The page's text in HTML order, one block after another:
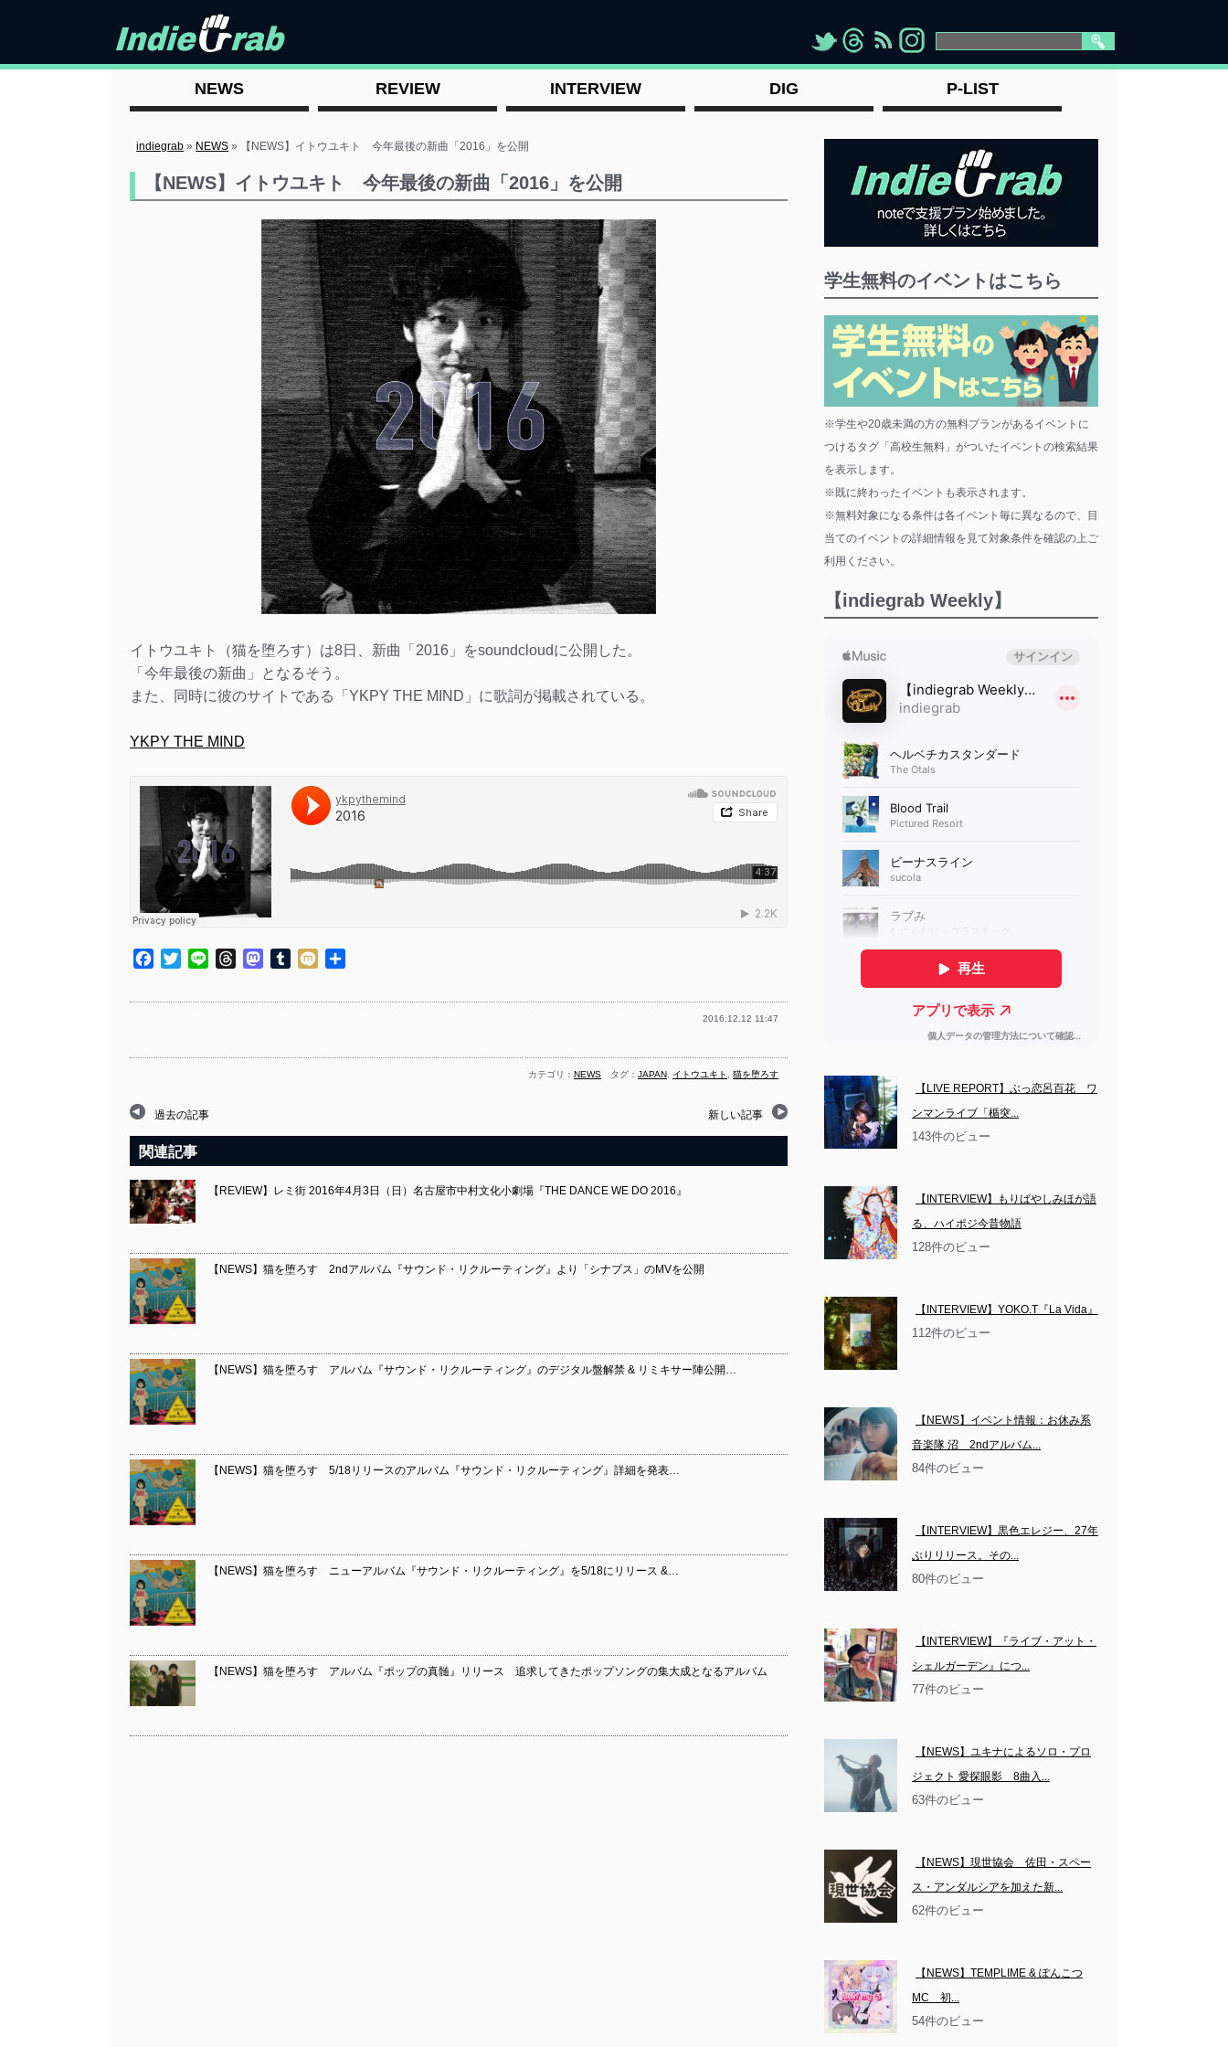
"> "> "> " >
NEWS REVIEW INTERVIEW DIG P-LIST
indiegrab » NEWS » 【NEWS】イトウユキト 今年最後の新曲「2016」を公開
【NEWS】イトウユキト 今年最後の新曲「2016」を公開
イトウユキト（猫を堕ろす）は8日、新曲「2016」をsoundcloudに公開した。
「今年最後の新曲」となるそう。
また、同時に彼のサイトである「YKPY THE MIND」に歌詞が掲載されている。
YKPY THE MIND
Facebook
TwitterLine ThreadsMastodon
TumblrMixi
2016.12.12 11:47
カテゴリ： NEWS タグ： JAPAN イトウユキト 猫を堕ろす
過去の記事 新しい記事
関連記事
【REVIEW】レミ街 2016年4月3日（日）名古屋市中村文化小劇場『THE DANCE WE DO 2016』
【NEWS】猫を堕ろす 2ndアルバム『サウンド・リクルーティング』より「シナプス」のMVを公開
【NEWS】猫を堕ろす アルバム『サウンド・リクルーティング』のデジタル盤解禁 & リミキサー陣公開…
【NEWS】猫を堕ろす 5/18リリースのアルバム『サウンド・リクルーティング』詳細を発表…
【NEWS】猫を堕ろす ニューアルバム『サウンド・リクルーティング』を5/18にリリース &…
【NEWS】猫を堕ろす アルバム『ポップの真髄』リリース 追求してきたポップソングの集大成となるアルバム
学生無料のイベントはこちら
※学生や20歳未満の方の無料プランがあるイベントに
つけるタグ「高校生無料」がついたイベントの検索結果
を表示します。
※既に終わったイベントも表示されます。
※無料対象になる条件は各イベント毎に異なるので、目
当てのイベントの詳細情報を見て対象条件を確認の上ご
利用ください。
【indiegrab Weekly】
【LIVE REPORT】ぶっ恋呂百花　ワ
ンマンライブ「楯突...
143件のビュー
【INTERVIEW】もりばやしみほが語
る、ハイポジ今昔物語
128件のビュー
【INTERVIEW】YOKO.T『La Vida』
112件のビュー
【NEWS】イベント情報：お休み系
音楽隊 沼　2ndアルバム...
84件のビュー
【INTERVIEW】黒色エレジー、27年
ぶりリリース。その...
80件のビュー
【INTERVIEW】『ライブ・アット・
シェルガーデン』につ...
77件のビュー
【NEWS】ユキナによるソロ・プロ
ジェクト 愛探眼影　8曲入...
63件のビュー
【NEWS】現世協会　佐田・スペー
ス・アンダルシアを加えた新...
62件のビュー
【NEWS】TEMPLIME & ぽんこつ
MC　初...
54件のビュー